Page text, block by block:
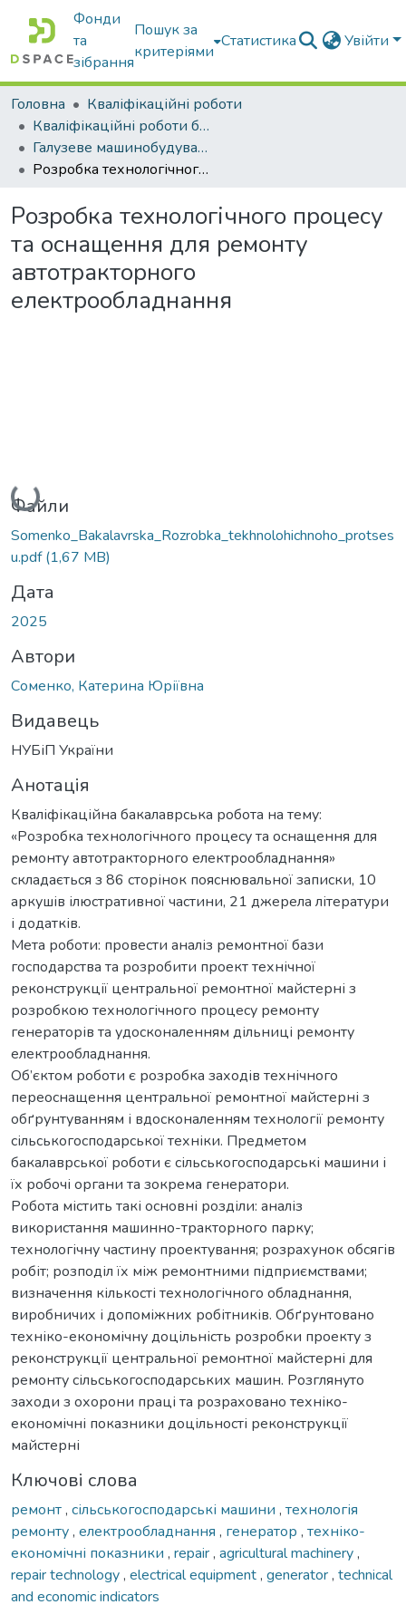
Фонди
та
зібрання
Пошук за
критеріями
Статистика Увійти
Головна
Кваліфікаційні роботи
Кваліфікаційні роботи бакалаврів
Галузеве машинобудування
Розробка технологічного процесу та оснащення для ремонту автотракторного електрообладнання
Розробка технологічного процесу
та оснащення для ремонту
автотракторного
електрообладнання
Вантажиться...
Файли
Somenko_Bakalavrska_Rozrobka_tekhnolohichnoho_protses
u.pdf(1,67 MB)
Дата
2025
Автори
Соменко, Катерина Юріївна
Видавець
НУБіП України
Анотація
Кваліфікаційна бакалаврська робота на тему:
«Розробка технологічного процесу та оснащення для
ремонту автотракторного електрообладнання»
складається з 86 сторінок пояснювальної записки, 10
аркушів ілюстративної частини, 21 джерела літератури
і додатків.
Мета роботи: провести аналіз ремонтної бази
господарства та розробити проект технічної
реконструкції центральної ремонтної майстерні з
розробкою технологічного процесу ремонту
генераторів та удосконаленням дільниці ремонту
електрообладнання.
Об’єктом роботи є розробка заходів технічного
переоснащення центральної ремонтної майстерні з
обґрунтуванням і вдосконаленням технології ремонту
сільськогосподарської техніки. Предметом
бакалаврської роботи є сільськогосподарські машини і
їх робочі органи та зокрема генератори.
Робота містить такі основні розділи: аналіз
використання машинно-тракторного парку;
технологічну частину проектування; розрахунок обсягів
робіт; розподіл їх між ремонтними підприємствами;
визначення кількості технологічного обладнання,
виробничих і допоміжних робітників. Обґрунтовано
техніко-економічну доцільність розробки проекту з
реконструкції центральної ремонтної майстерні для
ремонту сільськогосподарських машин. Розглянуто
заходи з охорони праці та розраховано техніко-
економічні показники доцільності реконструкції
майстерні
Ключові слова
ремонт, сільськогосподарські машини , технологія
ремонту, електрообладнання , генератор , техніко-
економічні показники , repair, agricultural machinery,
repair technology, electrical equipment, generator, technical
and economic indicators